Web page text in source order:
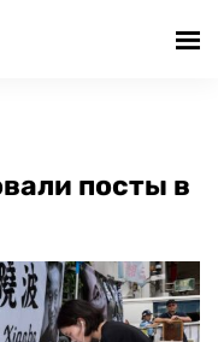
посты в